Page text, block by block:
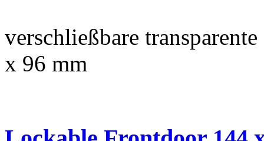
verschließbare
x 96 mm